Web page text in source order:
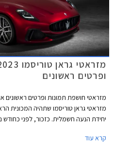
ופרטים ראשונים
מזראטי גראן טוריסמו שתהיה המכונית
יחידת הנעה חשמלית. כזכור, לפני כחודש
קרא עוד